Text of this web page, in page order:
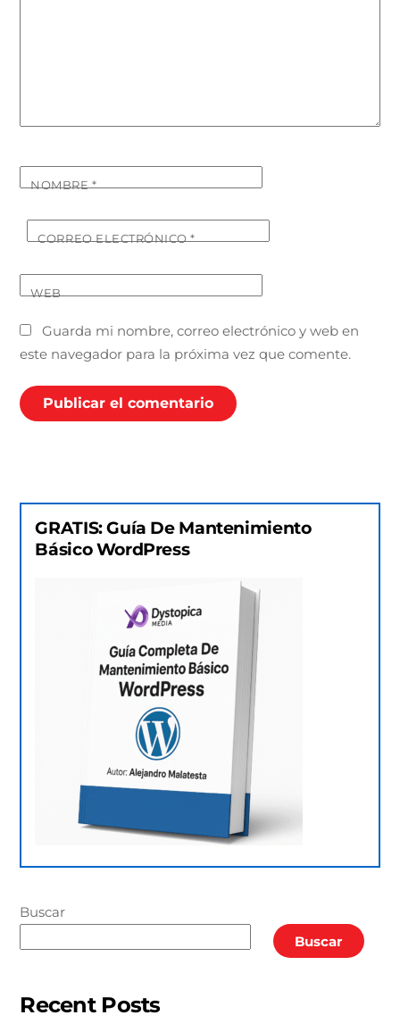
NOMBRE*
CORREO ELECTRÓNICO*
WEB
Guarda mi nombre, correo electrónico y web en
este navegador para la próxima vez que comente.
GRATIS: Guía De Mantenimiento
Básico WordPress
Buscar
Buscar
Recent Posts